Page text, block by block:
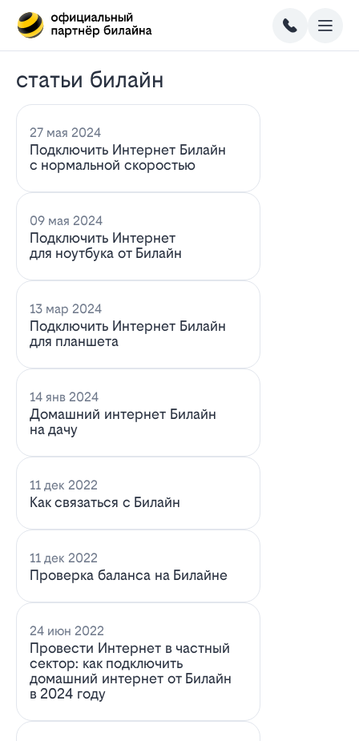
статьи билайн
27 мая 2024
Подключить Интернет Билайн
с нормальной скоростью
09 мая 2024
Подключить Интернет
для ноутбука от Билайн
13 мар 2024
Подключить Интернет Билайн
для планшета
14 янв 2024
Домашний интернет Билайн
на дачу
11 дек 2022
Как связаться с Билайн
11 дек 2022
Проверка баланса на Билайне
24 июн 2022
Провести Интернет в частный
сектор: как подключить
домашний интернет от Билайн
в 2024 году